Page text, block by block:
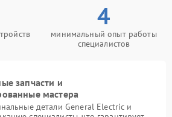
4
минимальный опыт работы
специалистов
запчасти и
мастера
детали General Electric и